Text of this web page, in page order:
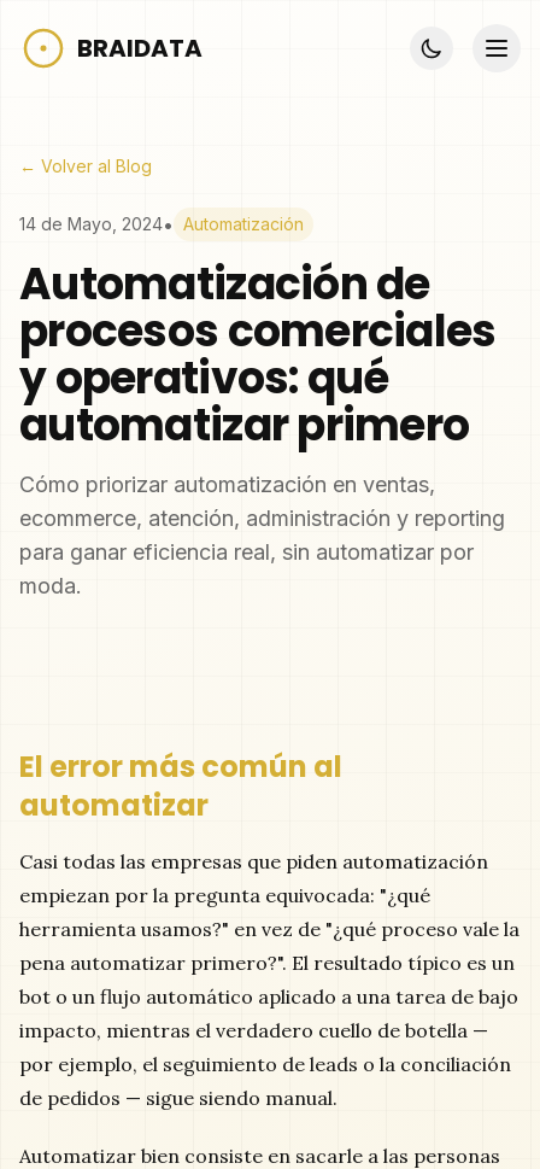
BRAIDATA
← Volver al Blog
14 de Mayo, 2024• Automatización
Automatización de
procesos comerciales
y operativos: qué
automatizar primero
Cómo priorizar automatización en ventas,
ecommerce, atención, administración y reporting
para ganar eficiencia real, sin automatizar por
moda.
El error más común al
automatizar
Casi todas las empresas que piden automatización
empiezan por la pregunta equivocada: "¿qué
herramienta usamos?" en vez de "¿qué proceso vale la
pena automatizar primero?". El resultado típico es un
bot o un flujo automático aplicado a una tarea de bajo
impacto, mientras el verdadero cuello de botella —
por ejemplo, el seguimiento de leads o la conciliación
de pedidos — sigue siendo manual.
Automatizar bien consiste en sacarle a las personas